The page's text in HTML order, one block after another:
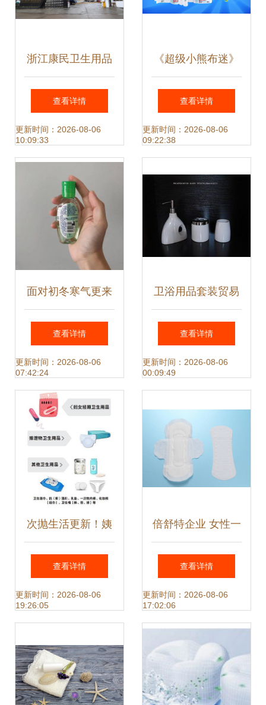
浙江康民卫生用品
有限公司 专注个人
卫生用品，守护大
众健康
查看详情
更新时间：2026-08-06
10:09:33
《超级小熊布迷》
与诗乐氏携手 为无
菌健康生活注入童
查看详情
更新时间：2026-08-06
09:22:38
面对初冬寒气更来
的手一点温情变整
洁的未来
查看详情
更新时间：2026-08-06
07:42:24
卫浴用品套装贸易
个人清洁与卫生用
品的市场新机遇
查看详情
更新时间：2026-08-06
00:09:49
次抛生活更新！姨
妈巾等一次性使用
卫生用品出新标准
查看详情
更新时间：2026-08-06
19:26:05
倍舒特企业 女性一
次性卫生用品购买
满意度现状与提升
之道
查看详情
更新时间：2026-08-06
17:02:06